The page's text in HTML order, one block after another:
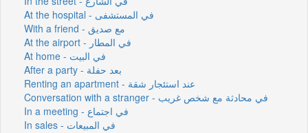
At the hospital - في المستشفى
With a friend - مع صديق
At the airport - في المطار
At home - في البيت
After a party - بعد حفلة
Renting an apartment - عند استئجار شقة
Conversation with a stranger - في محادثة مع شخص غريب
In a meeting - في اجتماع
In sales - في المبيعات